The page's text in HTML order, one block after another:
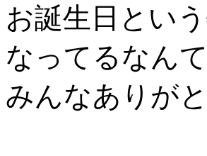
お誕生日とい
なってるなん
みんなありが